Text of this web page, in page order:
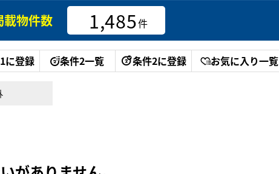
載物件数 1,485件
に登録 条件2一覧 条件2に登録 お気に入り一覧